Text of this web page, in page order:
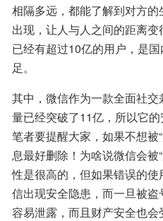
相隔多远，都能了解到对方
出现，让人与人之间的距离
已经有超过10亿的用户，是
足。
其中，微信作为一款全面社
量已经突破了11亿，所以它
笔者要提醒大家，如果不想被
息最好删除！为啥说微信会被
性是很高的，但如果错误的
信出现安全隐患，而一旦被
容易泄露，而且财产安全也会